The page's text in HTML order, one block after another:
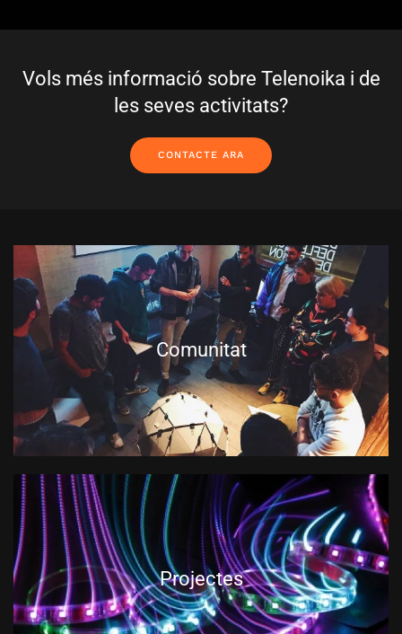
Vols més informació sobre Telenoika i de
les seves activitats?
CONTACTE ARA
Comunitat
Projectes